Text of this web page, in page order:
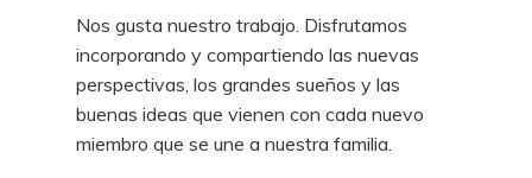
Nos gusta nuestro trabajo. Disfrutamos
incorporando y compartiendo las nuevas
perspectivas, los grandes sueños y las
buenas ideas que vienen con cada nuevo
miembro que se une a nuestra familia.